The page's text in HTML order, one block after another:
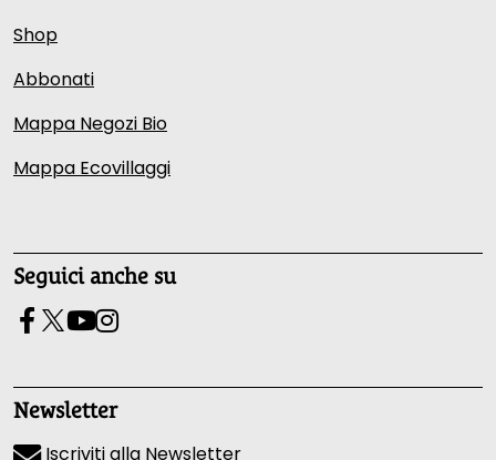
Shop
Abbonati
Mappa Negozi Bio
Mappa Ecovillaggi
Seguici anche su
Newsletter
Iscriviti alla Newsletter